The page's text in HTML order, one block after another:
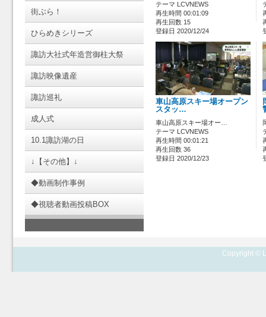
街ぶら！
ひらめきシリーズ
諏訪大社式年造営御柱大祭
諏訪映像遺産
諏訪巡礼
成人式
10.1諏訪湖の日
↓【その他】↓
◆動画制作事例
◆視聴者動画投稿BOX
テーマ LCVNEWS
再生時間 00:01:09
再生回数 15
登録日 2020/12/24
車山高原スキー場オープン
スタッ…
車山高原スキー場オー…
テーマ LCVNEWS
再生時間 00:01:21
再生回数 36
登録日 2020/12/23
Copyright ©